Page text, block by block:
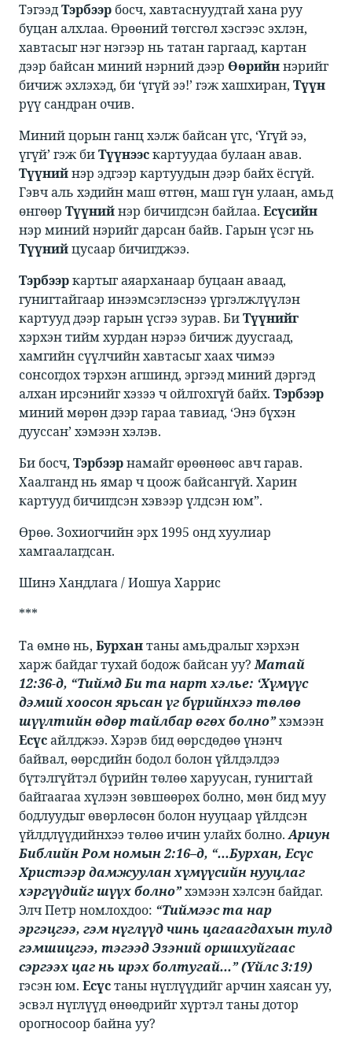
Тэгээд ​​Тэрбээр ​​ босч, хавтаснуудтай хана руу
буцан алхлаа. Өрөөний төгсгөл хэсгээс эхлэн,
хавтасыг нэг нэгээр нь татан гаргаад, картан
дээр байсан миний нэрний дээр ​​ Өөрийн​​нэрийг
бичиж эхлэхэд, би ‘үгүй ээ!’ гэж хашхиран, ​​ Түүн
рүү сандран очив. ​
Миний цорын ганц хэлж байсан үгс, ‘Үгүй ээ,
үгүй’ гэж би ​​Түүнээс​​ картуудаа булаан авав. ​​
Түүний​​ нэр эдгээр картуудын дээр байх ёсгүй.
Гэвч аль хэдийн маш өтгөн, маш гүн улаан, амьд
өнгөөр ​​ Түүний​​ нэр бичигдсэн байлаа. ​​ Есүсийн
нэр миний нэрийг дарсан байв. Гарын үсэг нь ​​
Түүний​​цусаар бичигджээ. ​
Тэрбээр​​ картыг аяарханаар буцаан аваад,
гунигтайгаар инээмсэглэснээ үргэлжлүүлэн
картууд дээр гарын үсгээ зурав. Би ​​Түүнийг
хэрхэн тийм хурдан нэрээ бичиж дуусгаад,
хамгийн сүүлчийн хавтасыг хаах чимээ
сонсогдох тэрхэн агшинд, эргээд миний дэргэд
алхан ирсэнийг хэзээ ч ойлгохгүй байх. ​​ Тэрбээр
миний мөрөн дээр гараа тавиад, ‘Энэ бүхэн
дууссан’ хэмээн хэлэв. ​
​​Би босч, ​​ Тэрбээр​​ намайг өрөөнөөс авч гарав.
Хаалганд нь ямар ч цоож байсангүй. Харин
картууд бичигдсэн хэвээр үлдсэн юм”. ​
​​Өрөө. Зохиогчийн эрх 1995 онд хуулиар
хамгаалагдсан. ​
​​Шинэ Хандлага / Иошуа Харрис
***
​​Та өмнө нь, ​​ Бурхан​​ таны амьдралыг хэрхэн
харж байдаг тухай бодож байсан уу? ​​Матай
12:36-д, “Тиймд Би та нарт хэлье: ‘Хүмүүс
дэмий хоосон ярьсан үг бүрийнхээ төлөө
шүүлтийн өдөр тайлбар өгөх болно”​​ хэмээн ​​
Есүс​​ айлджээ. Хэрэв бид өөрсдөдөө үнэнч
байвал, өөрсдийн бодол болон үйлдэлдээ
бүтэлгүйтэл бүрийн төлөө харуусан, гунигтай
байгаагаа хүлээн зөвшөөрөх болно, мөн бид муу
бодлуудыг өвөрлөсөн болон нууцаар үйлдсэн
үйлдлүүдийнхээ төлөө ичин улайх болно. ​​Ариун
Библийн​ ​Ром номын 2:16–д, “...Бурхан, Есүс
Христээр дамжуулан хүмүүсийн нууцлаг
хэргүүдийг шүүх болно”​​ хэмээн хэлсэн байдаг.
Элч Петр номлохдоо: ​​ “Тиймээс та нар
эргэцгээ, гэм нүглүүд чинь цагаагдахын тулд
гэмшицгээ, тэгээд Эзэний оршихуйгаас
сэргээх цаг нь ирэх болтугай...” (Үйлс 3:19)
гэсэн юм. ​​ Есүс​​ таны нүглүүдийг арчин хаясан уу,
эсвэл нүглүүд өнөөдрийг хүртэл таны дотор
орогносоор байна уу? ​